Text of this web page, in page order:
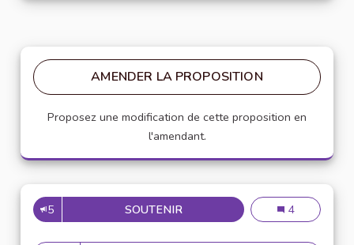
AMENDER LA PROPOSITION
Proposez une modification de cette proposition en
l'amendant.
5 SOUTENIRCRÉATION D'UN CONSEIL
Création d'un
4